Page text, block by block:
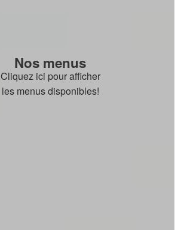
Nos menus
Cliquez ici pour afficher
les menus disponibles!